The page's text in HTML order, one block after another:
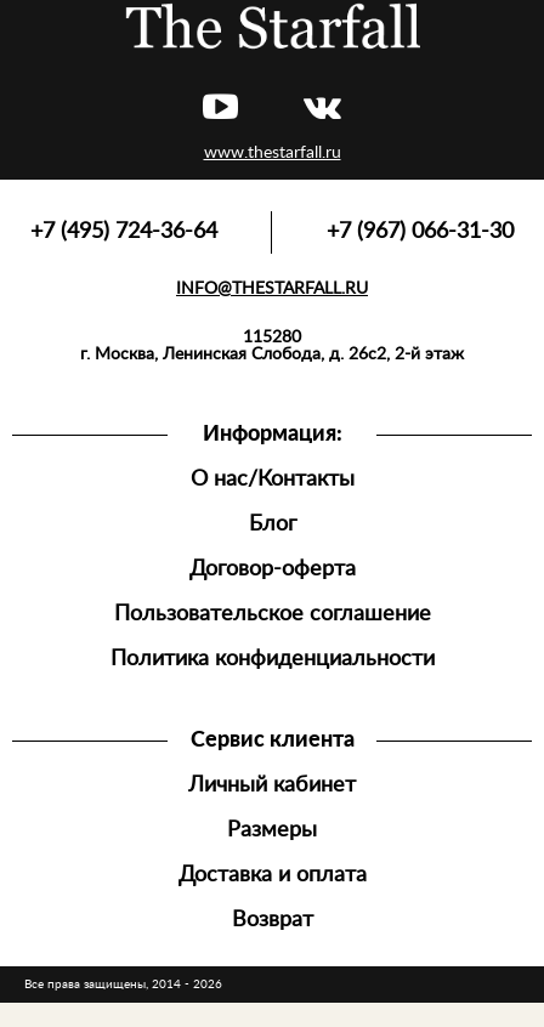
www.thestarfall.ru
Информация:
О нас/Контакты
Блог
Договор-оферта
Пользовательское соглашение
Политика конфиденциальности
Сервис клиента
Личный кабинет
Размеры
Доставка и оплата
Возврат
+7 (495) 724-36-64 +7 (967) 066-31-30
INFO@THESTARFALL.RU
115280
г. Москва, Ленинская Слобода, д. 26с2, 2-й этаж
Все права защищены, 2014 - 2026